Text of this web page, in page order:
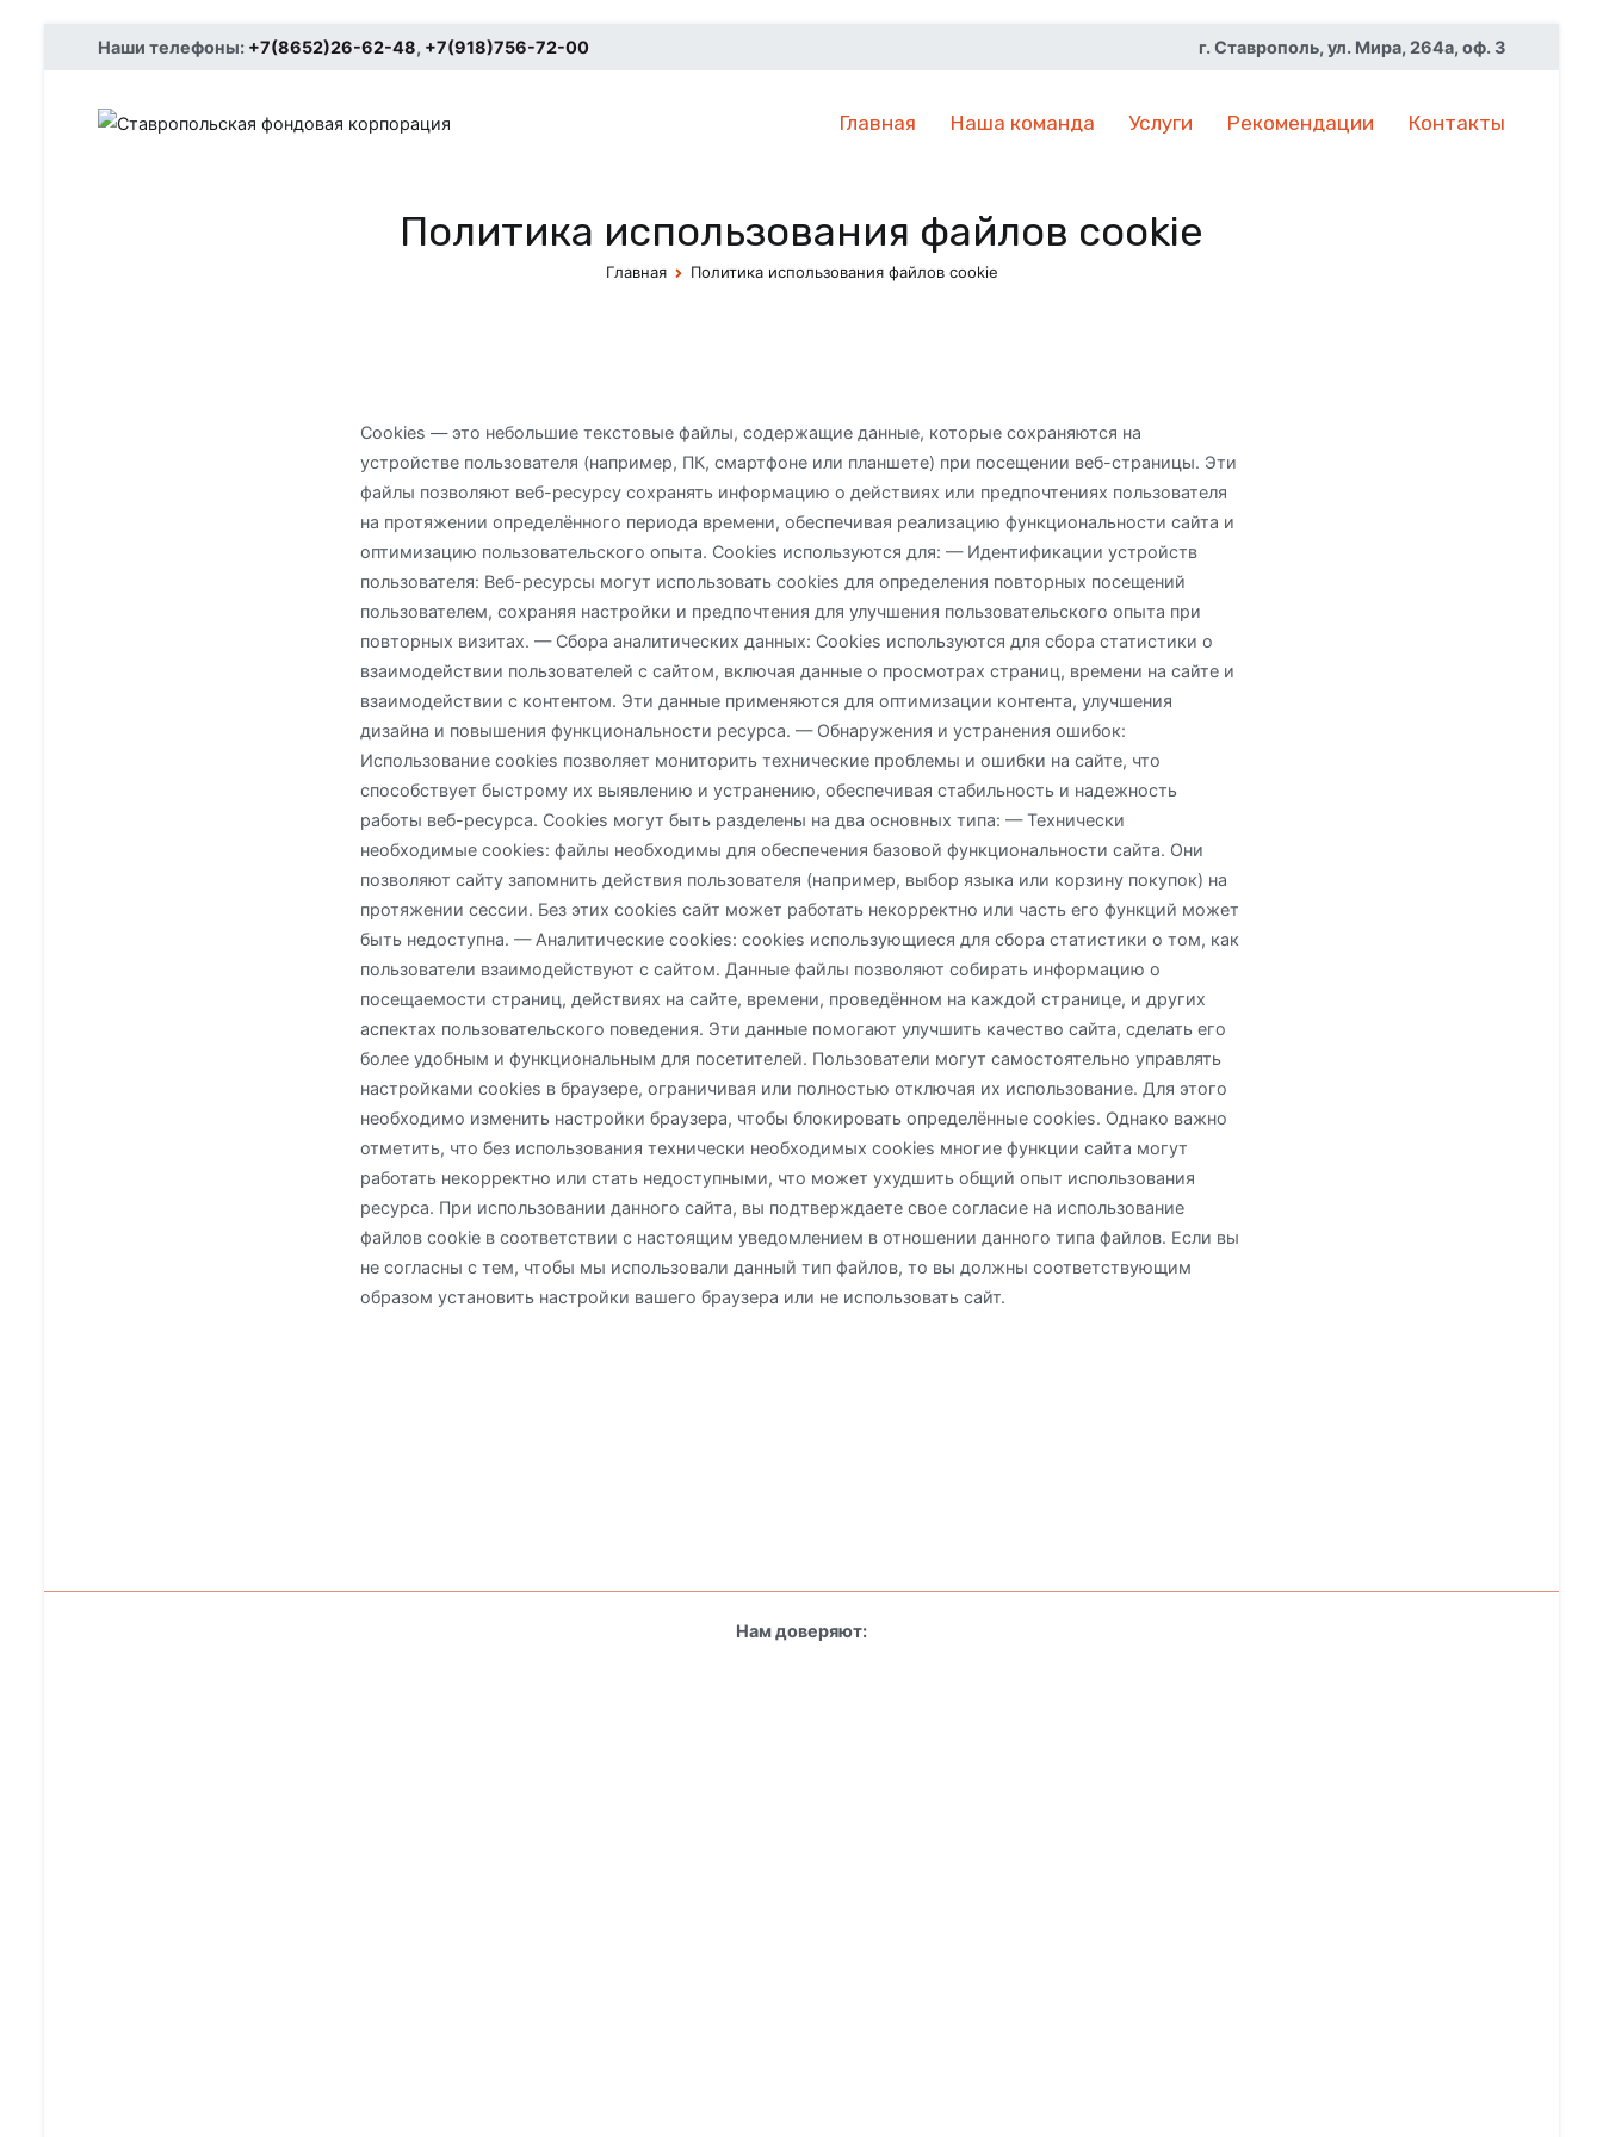
Наши телефоны: +7(8652)26-62-48, +7(918)756-72-00 г. Ставрополь, ул. Мира, 264а, оф. 3
Главная Наша команда Услуги Рекомендации Контакты
Политика использования файлов cookie
Главная Политика использования файлов cookie
Cookies — это небольшие текстовые файлы, содержащие данные, которые сохраняются на
устройстве пользователя (например, ПК, смартфоне или планшете) при посещении веб-страницы. Эти
файлы позволяют веб-ресурсу сохранять информацию о действиях или предпочтениях пользователя
на протяжении определённого периода времени, обеспечивая реализацию функциональности сайта и
оптимизацию пользовательского опыта. Cookies используются для: — Идентификации устройств
пользователя: Веб-ресурсы могут использовать cookies для определения повторных посещений
пользователем, сохраняя настройки и предпочтения для улучшения пользовательского опыта при
повторных визитах. — Сбора аналитических данных: Cookies используются для сбора статистики о
взаимодействии пользователей с сайтом, включая данные о просмотрах страниц, времени на сайте и
взаимодействии с контентом. Эти данные применяются для оптимизации контента, улучшения
дизайна и повышения функциональности ресурса. — Обнаружения и устранения ошибок:
Использование cookies позволяет мониторить технические проблемы и ошибки на сайте, что
способствует быстрому их выявлению и устранению, обеспечивая стабильность и надежность
работы веб-ресурса. Cookies могут быть разделены на два основных типа: — Технически
необходимые cookies: файлы необходимы для обеспечения базовой функциональности сайта. Они
позволяют сайту запомнить действия пользователя (например, выбор языка или корзину покупок) на
протяжении сессии. Без этих cookies сайт может работать некорректно или часть его функций может
быть недоступна. — Аналитические cookies: cookies использующиеся для сбора статистики о том, как
пользователи взаимодействуют с сайтом. Данные файлы позволяют собирать информацию о
посещаемости страниц, действиях на сайте, времени, проведённом на каждой странице, и других
аспектах пользовательского поведения. Эти данные помогают улучшить качество сайта, сделать его
более удобным и функциональным для посетителей. Пользователи могут самостоятельно управлять
настройками cookies в браузере, ограничивая или полностью отключая их использование. Для этого
необходимо изменить настройки браузера, чтобы блокировать определённые cookies. Однако важно
отметить, что без использования технически необходимых cookies многие функции сайта могут
работать некорректно или стать недоступными, что может ухудшить общий опыт использования
ресурса. При использовании данного сайта, вы подтверждаете свое согласие на использование
файлов cookie в соответствии с настоящим уведомлением в отношении данного типа файлов. Если вы
не согласны с тем, чтобы мы использовали данный тип файлов, то вы должны соответствующим
образом установить настройки вашего браузера или не использовать сайт.
Нам доверяют: